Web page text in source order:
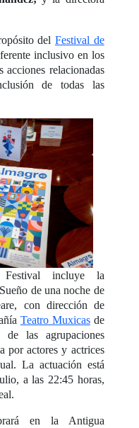
del Festival de
inclusivo en los
acciones relacionadas
de todas las
incluye la
de una noche de
con dirección de
Teatro Muxicasde
de las agrupaciones
por actores y actrices
La actuación está
a las 22:45 horas,
en la Antigua